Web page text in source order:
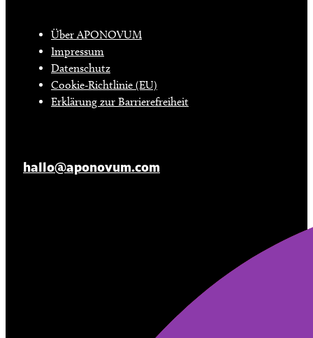
Über APONOVUM
Impressum
Datenschutz
Cookie-Richtlinie (EU)
Erklärung zur Barrierefreiheit
hallo@aponovum.com